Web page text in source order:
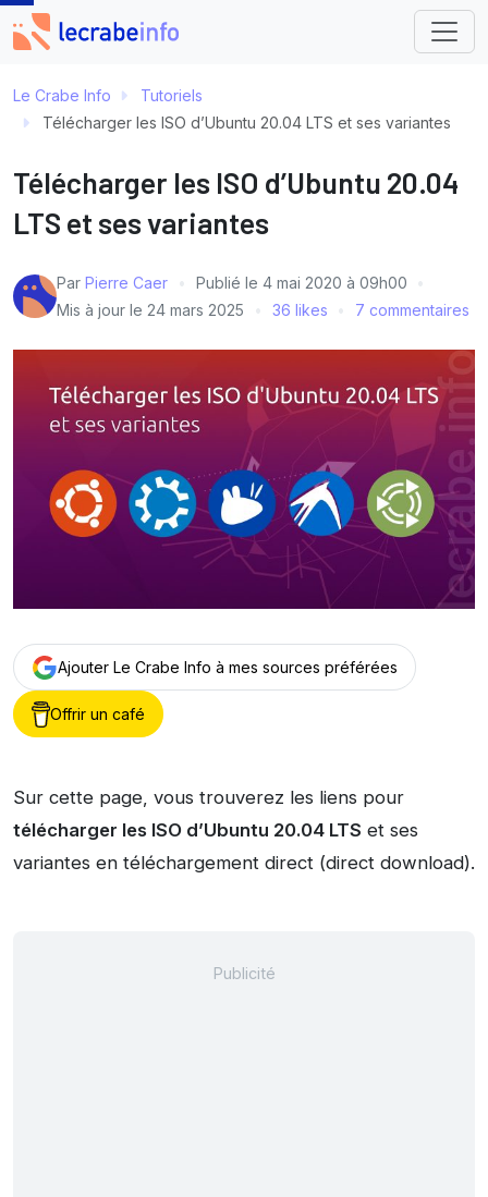
Le Crabe Info
Tutoriels
Télécharger les ISO d’Ubuntu 20.04 LTS et ses variantes
Télécharger les ISO d’Ubuntu 20.04
LTS et ses variantes
Par Pierre Caer Publié le 4 mai 2020 à 09h00
Mis à jour le 24 mars 2025 36 likes 7 commentaires
Ajouter Le Crabe Info à mes sources préférées
Offrir un café
Sur cette page, vous trouverez les liens pour
télécharger les ISO d’Ubuntu 20.04 LTS et ses
variantes en téléchargement direct (direct download).